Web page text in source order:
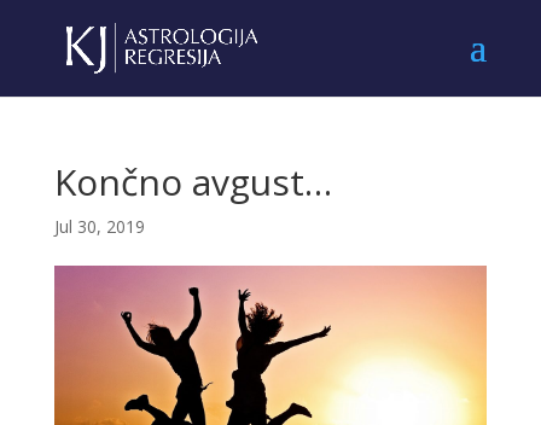
Končno avgust…
Jul 30, 2019